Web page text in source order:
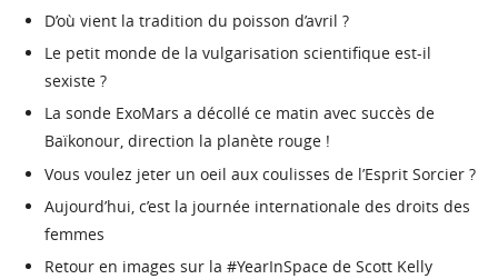
D’où vient la tradition du poisson d’avril ?
Le petit monde de la vulgarisation scientifique est-il
sexiste ?
La sonde ExoMars a décollé ce matin avec succès de
Baïkonour, direction la planète rouge !
Vous voulez jeter un oeil aux coulisses de l’Esprit Sorcier ?
Aujourd’hui, c’est la journée internationale des droits des
femmes
Retour en images sur la #YearInSpace de Scott Kelly